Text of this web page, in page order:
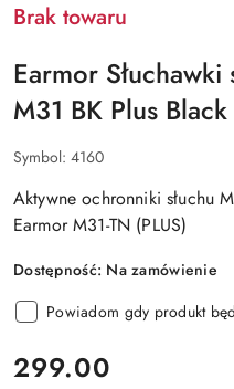
Brak towaru
Earmor
M31 BK Plus Black
Symbol: 4160
Aktywne ochronniki słuchu
Earmor M31-TN (PLUS)
Dostępność: Na zamówienie
Powiadom gdy produkt
cena:
299.00